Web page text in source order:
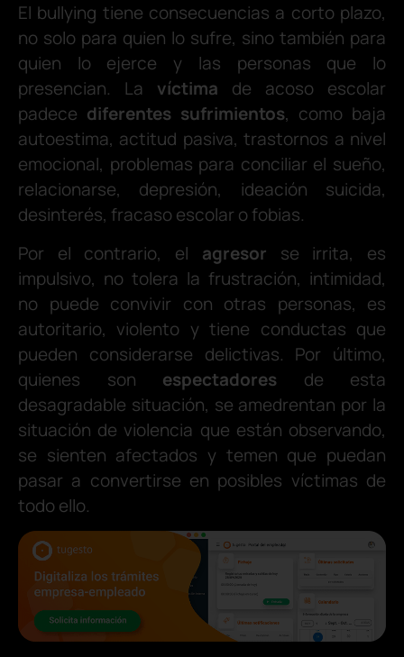
El bullying tiene consecuencias a corto plazo,
no solo para quien lo sufre, sino también para
quien lo ejerce y las personas que lo
presencian. La víctima de acoso escolar
padece diferentes sufrimientos, como baja
autoestima, actitud pasiva, trastornos a nivel
emocional, problemas para conciliar el sueño,
relacionarse, depresión, ideación suicida,
desinterés, fracaso escolar o fobias.
Por el contrario, el agresor se irrita, es
impulsivo, no tolera la frustración, intimidad,
no puede convivir con otras personas, es
autoritario, violento y tiene conductas que
pueden considerarse delictivas. Por último,
quienes son espectadores de esta
desagradable situación, se amedrentan por la
situación de violencia que están observando,
se sienten afectados y temen que puedan
pasar a convertirse en posibles víctimas de
todo ello.